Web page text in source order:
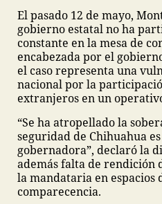
El pasado 12 de mayo,
gobierno estatal no ha
constante en la mesa de
encabezada por el
el caso representa una
nacional por la
extranjeros en un
“Se ha atropellado la
seguridad de Chihuahua
gobernadora”, declaró la
además falta de rendición
la mandataria en espacios
comparecencia.